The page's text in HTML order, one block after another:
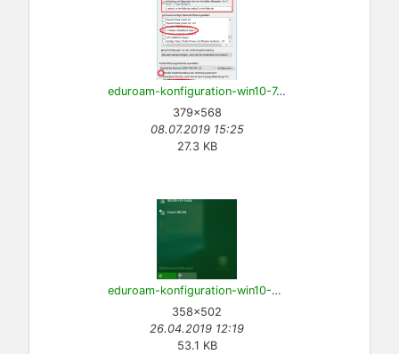
eduroam-konfiguration-win10-7.png
379×568
08.07.2019 15:25
27.3 KB
eduroam-konfiguration-win10-8.png
358×502
26.04.2019 12:19
53.1 KB